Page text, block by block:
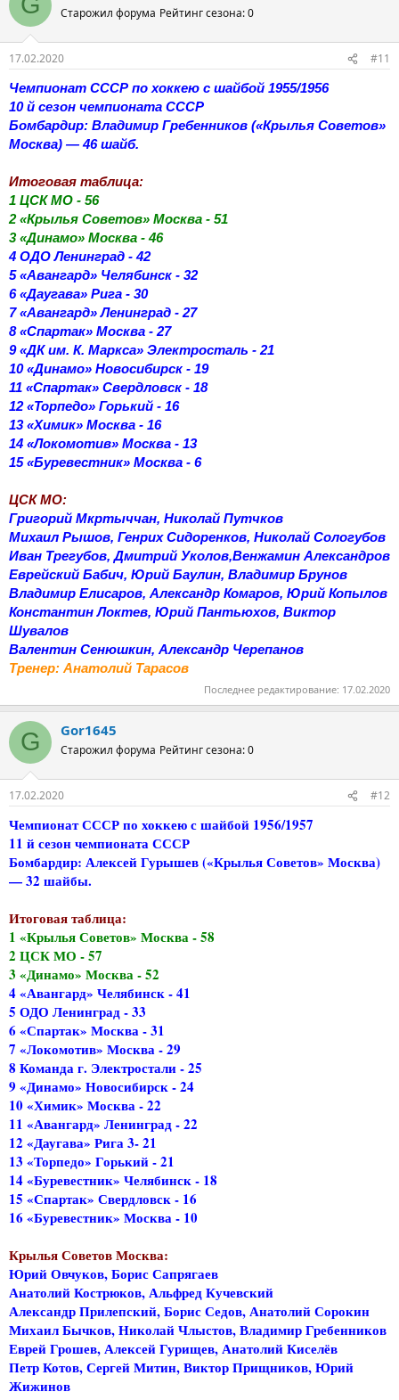
Старожил форума Рейтинг сезона: 0
17.02.2020
#11
Чемпионат СССР по хоккею с шайбой 1955/1956
10 й сезон чемпионата СССР
Бомбардир: Владимир Гребенников («Крылья Советов»
Москва) — 46 шайб.
Итоговая таблица:
1 ЦСК МО - 56
2 «Крылья Советов» Москва - 51
3 «Динамо» Москва - 46
4 ОДО Ленинград - 42
5 «Авангард» Челябинск - 32
6 «Даугава» Рига - 30
7 «Авангард» Ленинград - 27
8 «Спартак» Москва - 27
9 «ДК им. К. Маркса» Электросталь - 21
10 «Динамо» Новосибирск - 19
11 «Спартак» Свердловск - 18
12 «Торпедо» Горький - 16
13 «Химик» Москва - 16
14 «Локомотив» Москва - 13
15 «Буревестник» Москва - 6
ЦСК МО:
Григорий Мкртыччан, Николай Путчков
Михаил Рышов, Генрих Сидоренков, Николай Сологубов
Иван Трегубов, Дмитрий Уколов,Венжамин Александров
Еврейский Бабич, Юрий Баулин, Владимир Брунов
Владимир Елисаров, Александр Комаров, Юрий Копылов
Константин Локтев, Юрий Пантьюхов, Виктор
Шувалов
Валентин Сенюшкин, Александр Черепанов
Тренер: Анатолий Тарасов
Последнее редактирование: 17.02.2020
G Gor1645
Старожил форума Рейтинг сезона: 0
17.02.2020 #12
Чемпионат СССР по хоккею с шайбой 1956/1957
11 й сезон чемпионата СССР
Бомбардир: Алексей Гурышев («Крылья Советов» Москва)
— 32 шайбы.
Итоговая таблица:
1 «Крылья Советов» Москва - 58
2 ЦСК МО - 57
3 «Динамо» Москва - 52
4 «Авангард» Челябинск - 41
5 ОДО Ленинград - 33
6 «Спартак» Москва - 31
7 «Локомотив» Москва - 29
8 Команда г. Электростали - 25
9 «Динамо» Новосибирск - 24
10 «Химик» Москва - 22
11 «Авангард» Ленинград - 22
12 «Даугава» Рига 3- 21
13 «Торпедо» Горький - 21
14 «Буревестник» Челябинск - 18
15 «Спартак» Свердловск - 16
16 «Буревестник» Москва - 10
Крылья Советов Москва:
Юрий Овчуков, Борис Сапрягаев
Анатолий Кострюков, Альфред Кучевский
Александр Прилепский, Борис Седов, Анатолий Сорокин
Михаил Бычков, Николай Члыстов, Владимир Гребенников
Еврей Грошев, Алексей Гурищев, Анатолий Киселёв
Петр Котов, Сергей Митин, Виктор Прищников, Юрий
Жижинов